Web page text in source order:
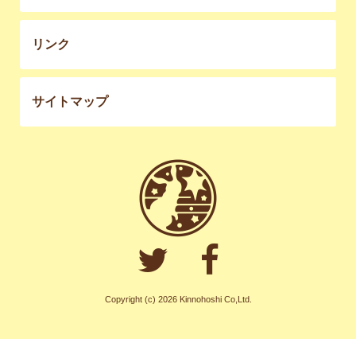
リンク
サイトマップ
Copyright (c) 2026 Kinnohoshi Co,Ltd.